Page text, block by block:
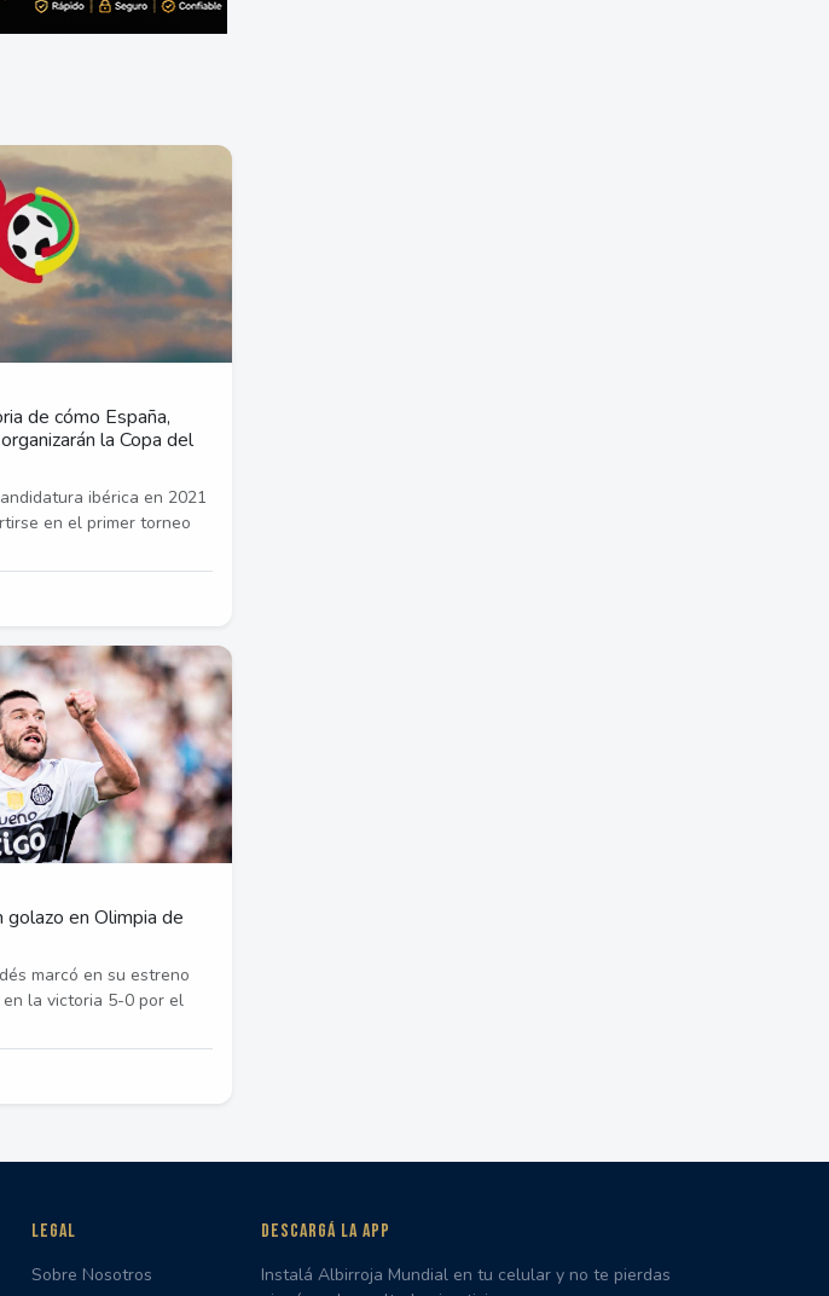
de cómo España,
la Copa del
ibérica en 2021
en el primer torneo
en Olimpia de
marcó en su estreno
la victoria 5-0 por el
LEGAL
Sobre Nosotros
DESCARGÁ LA APP
Instalá Albirroja Mundial en tu celular y no te pierdas